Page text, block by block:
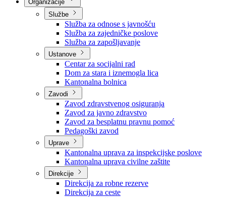
Nadležnosti
Sjednice Vlade
Službe
Služba za odnose s javnošću
Služba za zajedničke poslove
Služba za zapošljavanje
Ustanove
Centar za socijalni rad
Dom za stara i iznemogla lica
Kantonalna bolnica
Zavodi
Zavod zdravstvenog osiguranja
Zavod za javno zdravstvo
Zavod za besplatnu pravnu pomoć
Pedagoški zavod
Uprave
Kantonalna uprava za inspekcijske poslove
Kantonalna uprava civilne zaštite